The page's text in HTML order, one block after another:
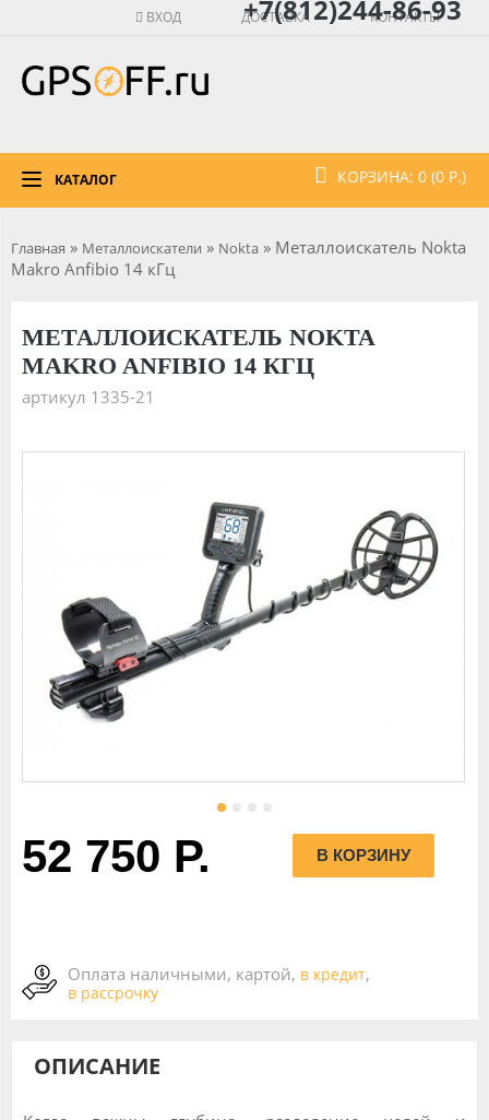
КОНТАКТЫ
ДОСТАВКА
ВХОД +7(812)244-86-93
КОРЗИНА: 0 (0 Р.)
КАТАЛОГ
Главная » Металлоискатели » Nokta » Металлоискатель Nokta
Makro Anfibio 14 кГц
МЕТАЛЛОИСКАТЕЛЬ NOKTA
MAKRO ANFIBIO 14 КГЦ
артикул 1335-21
52 750 Р.
Оплата наличными, картой, в кредит,
в рассрочку
ОПИСАНИЕ